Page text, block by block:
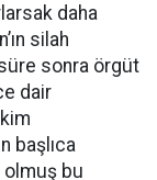
daha
silah
süre sonra örgüt
dair
başlıca
olmuş bu